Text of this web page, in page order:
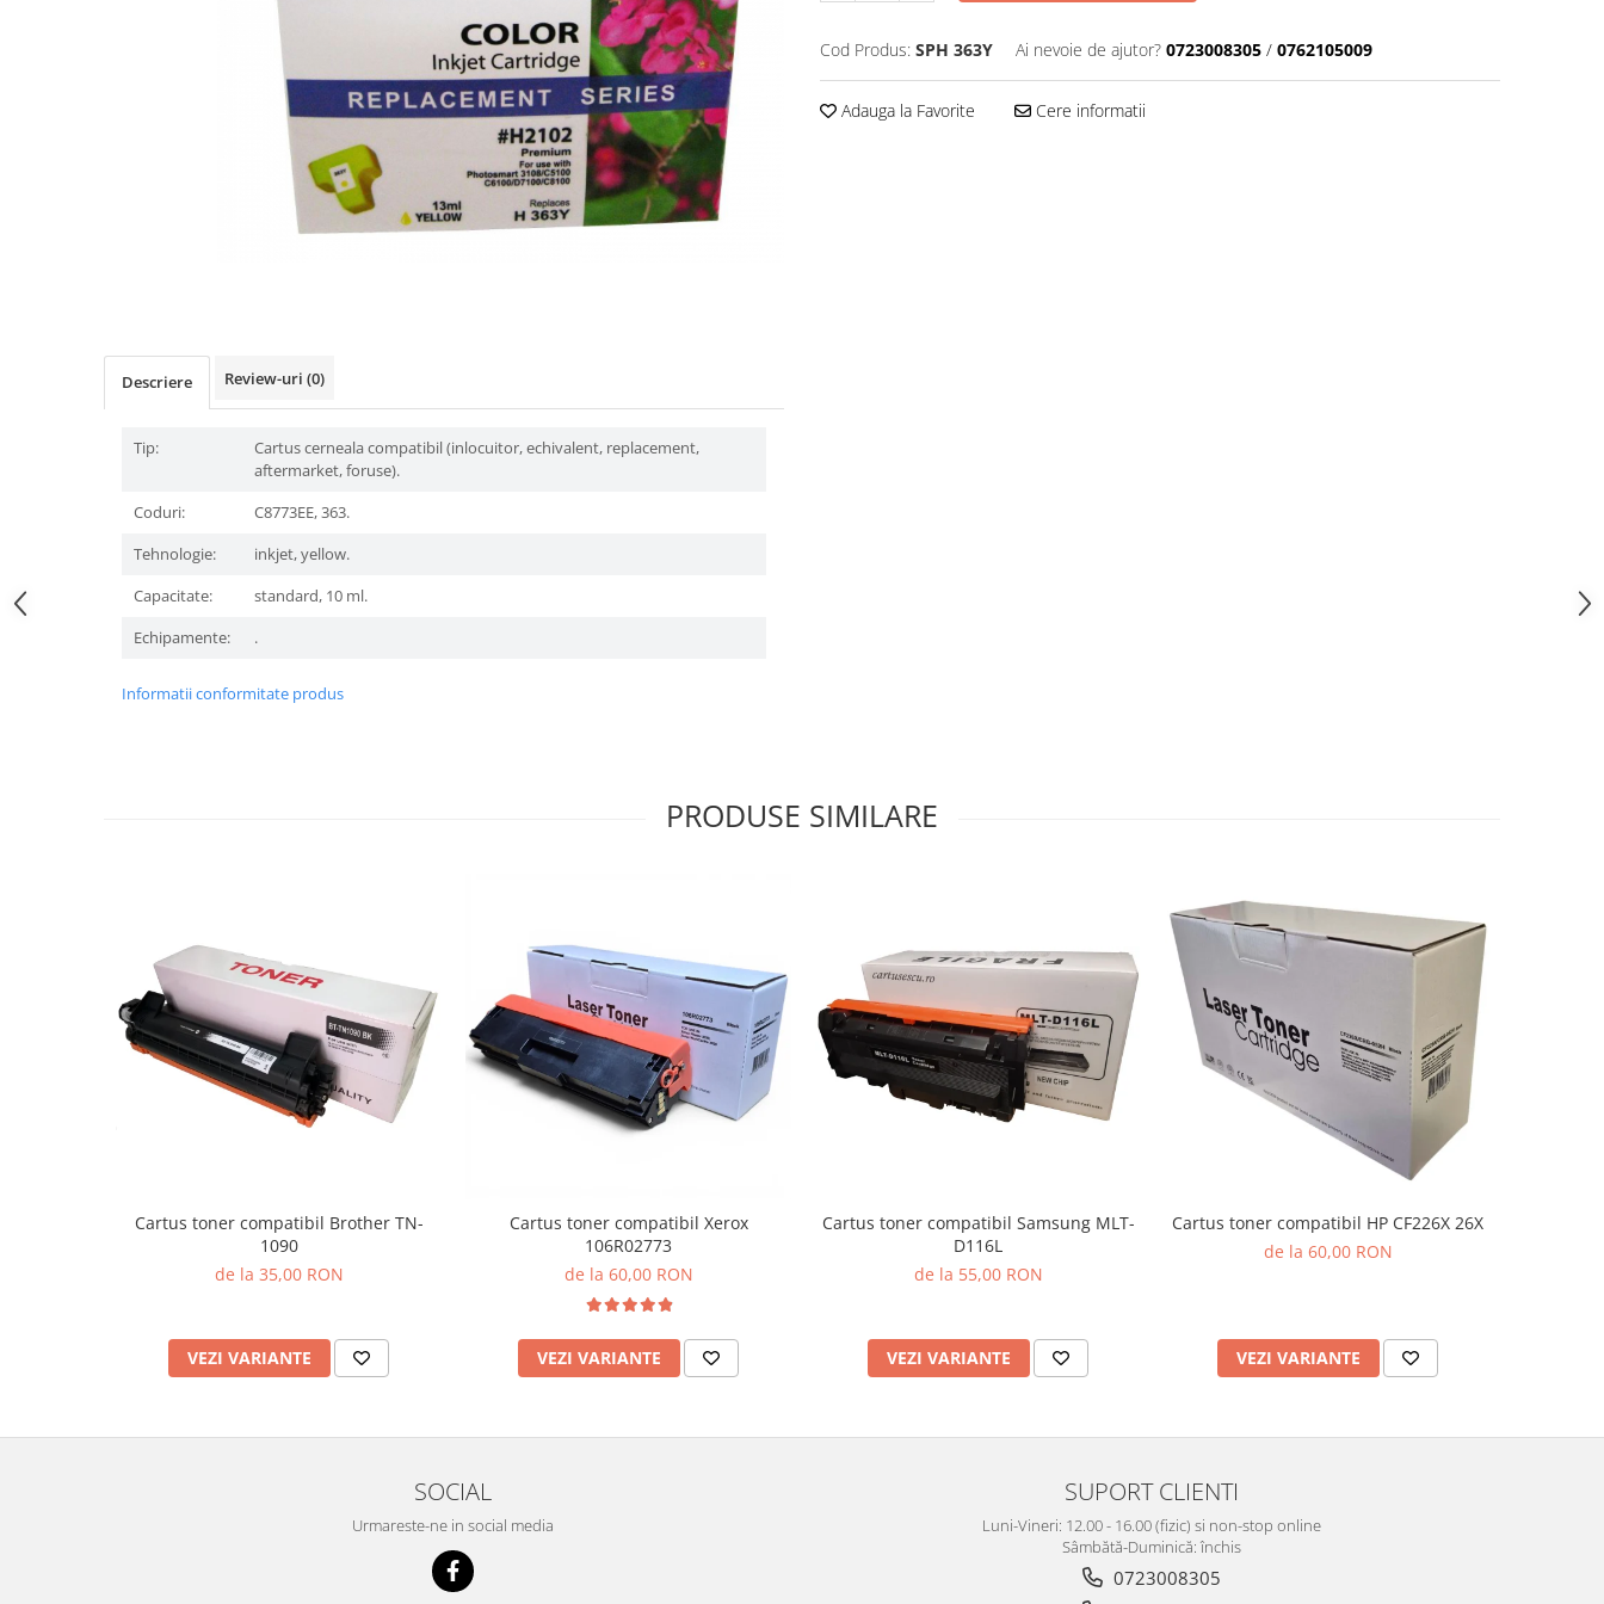
Cod Produs: SPH 363Y Ai nevoie de ajutor? 0723008305 / 0762105009
Adauga la Favorite Cere informatii
Descriere Review-uri (0)
Tip:
Cartus cerneala compatibil (inlocuitor, echivalent, replacement,
aftermarket, foruse).
Coduri:
C8773EE, 363.
Tehnologie:
inkjet, yellow.
Capacitate:
standard, 10 ml.
Echipamente:
.
Informatii conformitate produs
PRODUSE SIMILARE
Cartus toner compatibil Brother TN-
1090
de la 35,00 RON
VEZI VARIANTE
Cartus toner compatibil Xerox
106R02773
de la 60,00 RON
VEZI VARIANTE
Cartus toner compatibil Samsung MLT-
D116L
de la 55,00 RON
VEZI VARIANTE
Cartus toner compatibil HP CF226X 26X
de la 60,00 RON
VEZI VARIANTE
SOCIAL
Urmareste-ne in social media
SUPORT CLIENTI
Luni-Vineri: 12.00 - 16.00 (fizic) si non-stop online
Sâmbătă-Duminică: închis
0723008305